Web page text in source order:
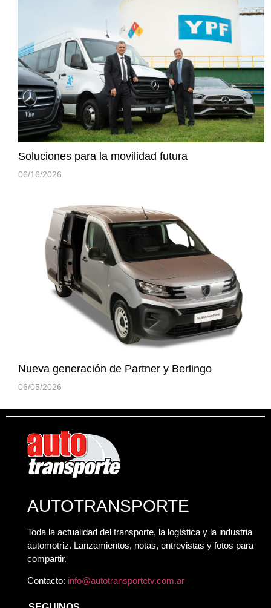
Soluciones para la movilidad futura
06/16/2026
Nueva generación de Partner y Berlingo
06/05/2026
AUTOTRANSPORTE
Toda la actualidad del transporte, la logística y la industria
automotriz. Lanzamientos, notas, entrevistas y fotos para
compartir.
Contacto: info@autotransportetv.com.ar